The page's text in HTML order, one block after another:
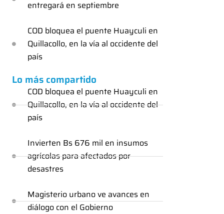
entregará en septiembre
COD bloquea el puente Huayculi en
Quillacollo, en la vía al occidente del
país
Lo más compartido
COD bloquea el puente Huayculi en
Quillacollo, en la vía al occidente del
país
Invierten Bs 676 mil en insumos
agrícolas para afectados por
desastres
Magisterio urbano ve avances en
diálogo con el Gobierno